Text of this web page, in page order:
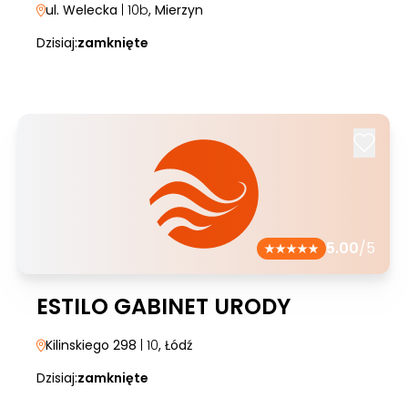
ul. Welecka | 10b, Mierzyn
Dzisiaj:zamknięte
5.00/5
ESTILO GABINET URODY
Kilinskiego 298 | 10, Łódź
Dzisiaj:zamknięte